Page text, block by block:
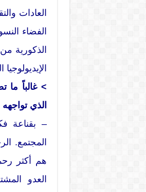
العادات
الفضاء
الذكورية
> غالباً ما
الذي تواجهه
– بقناعة
المجتمع.
هم أكثر
العدو